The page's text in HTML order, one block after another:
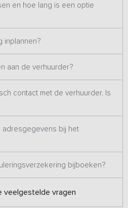
en hoe lang is een optie
inplannen?
aan de verhuurder?
contact met de verhuurder. Is
adresgegevens bij het
bijboeken?
veelgestelde vragen